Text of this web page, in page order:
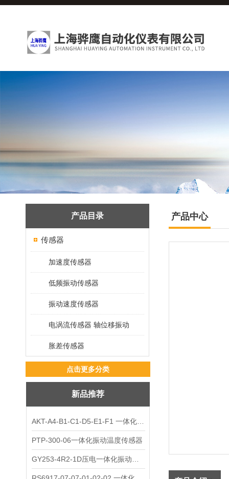
产品目录
传感器
加速度传感器
低频振动传感器
振动速度传感器
电涡流传感器 轴位移振动
胀差传感器
点击更多分类
新品推荐
PTP-300-06一体化振动温度传感器
产品中心